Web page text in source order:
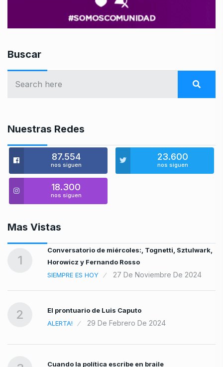
Buscar
Nuestras Redes
87.554
nos siguen
23.600
nos siguen
18.300
nos siguen
Mas Vistas
1
Conversatorio de miércoles:, Tognetti, Sztulwark,
Horowicz y Fernando Rosso
SIEMPRE ES HOY
27 De Noviembre De 2024
2
El prontuario de Luis Caputo
ALERTA!
29 De Febrero De 2024
Cuando la política escribe en braile